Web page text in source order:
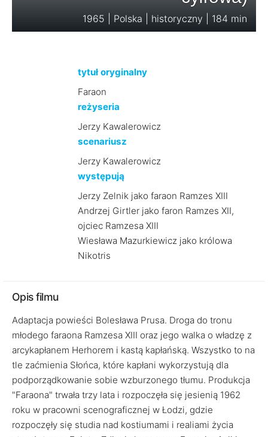
1965 | Polska | historyczny | 184 min
tytuł oryginalny
Faraon
reżyseria
Jerzy Kawalerowicz
scenariusz
Jerzy Kawalerowicz
występują
Jerzy Zelnik jako faraon Ramzes XIII
Andrzej Girtler jako faron Ramzes XII,
ojciec Ramzesa XIII
Wiesława Mazurkiewicz jako królowa
Nikotris
Opis filmu
Adaptacja powieści Bolesława Prusa. Droga do tronu
młodego faraona Ramzesa XIII oraz jego walka o władzę z
arcykapłanem Herhorem i kastą kapłańską. Wszystko to na
tle zaćmienia Słońca, które kapłani wykorzystują dla
podporządkowanie sobie wzburzonego tłumu. Produkcja
"Faraona" trwała trzy lata i rozpoczęła się jesienią 1962
roku w pracowni scenograficznej w Łodzi, gdzie
rozpoczęły się studia nad kostiumami i realiami życia